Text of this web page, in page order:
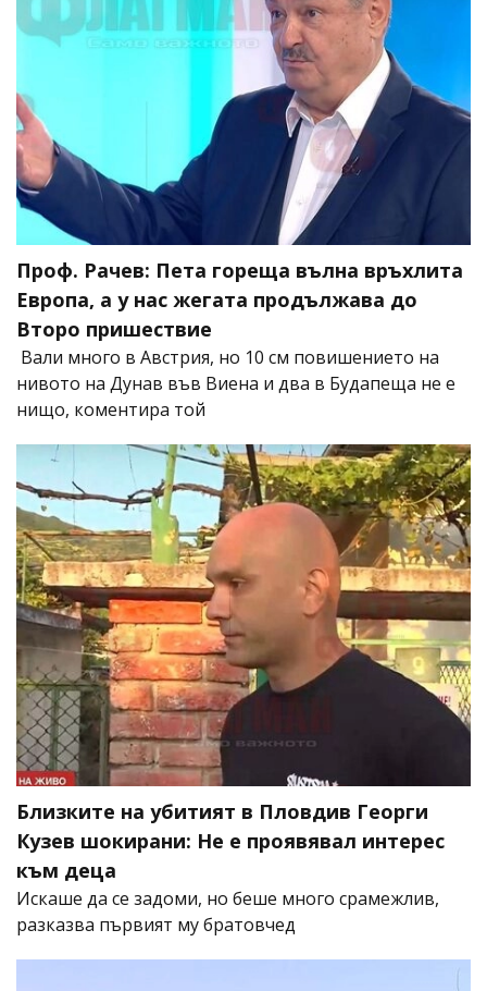
Проф. Рачев: Пета гореща вълна връхлита
Европа, а у нас жегата продължава до
Второ пришествие
Вали много в Австрия, но 10 см повишението на
нивото на Дунав във Виена и два в Будапеща не е
нищо, коментира той
Близките на убитият в Пловдив Георги
Кузев шокирани: Не е проявявал интерес
към деца
Искаше да се задоми, но беше много срамежлив,
разказва първият му братовчед